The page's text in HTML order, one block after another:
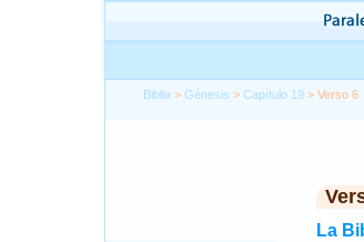
Biblia >Génesis >Capítulo 19 > Verso 6
La